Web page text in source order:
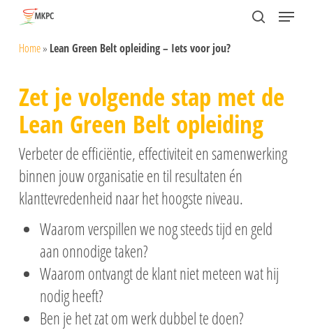
main
search
Menu
Home» Lean Green Belt opleiding – Iets voor jou?
Zet je volgende stap met de
Lean Green Belt opleiding
Verbeter de efficiëntie, effectiviteit en samenwerking
binnen jouw organisatie en til resultaten én
klanttevredenheid naar het hoogste niveau.
Waarom verspillen we nog steeds tijd en geld
aan onnodige taken?
Waarom ontvangt de klant niet meteen wat hij
nodig heeft?
Ben je het zat om werk dubbel te doen?